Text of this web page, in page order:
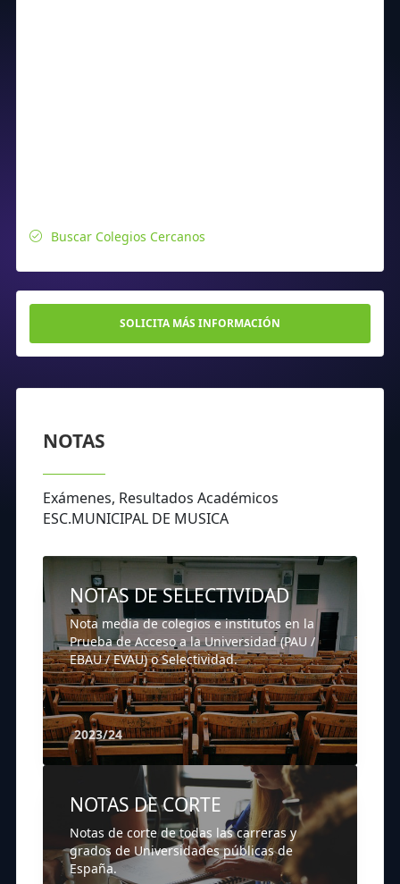
Buscar Colegios Cercanos
SOLICITA MÁS INFORMACIÓN
NOTAS
Exámenes, Resultados Académicos
ESC.MUNICIPAL DE MUSICA
NOTAS DE SELECTIVIDAD
Nota media de colegios e institutos en la
Prueba de Acceso a la Universidad (PAU /
EBAU / EVAU) o Selectividad.
2023/24
NOTAS DE CORTE
Notas de corte de todas las carreras y
grados de Universidades públicas de
España.